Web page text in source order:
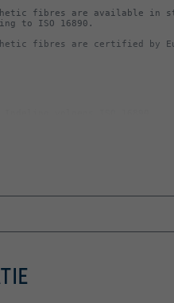
fibres are available in
fibres are certified by